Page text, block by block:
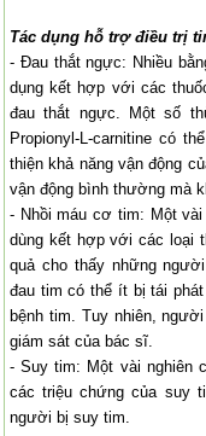
Tác dụng hỗ trợ điều trị
- Đau thắt ngực: Nhiều
dụng kết hợp với các
đau thắt ngực. Một số
Propionyl-L-carnitine có
thiện khả năng vận động
vận động bình thường mà
- Nhồi máu cơ tim: Một
dùng kết hợp với các loại
quả cho thấy những
đau tim có thể ít bị tái
bệnh tim. Tuy nhiên,
giám sát của bác sĩ.
- Suy tim: Một vài nghiên
các triệu chứng của suy
người bị suy tim.